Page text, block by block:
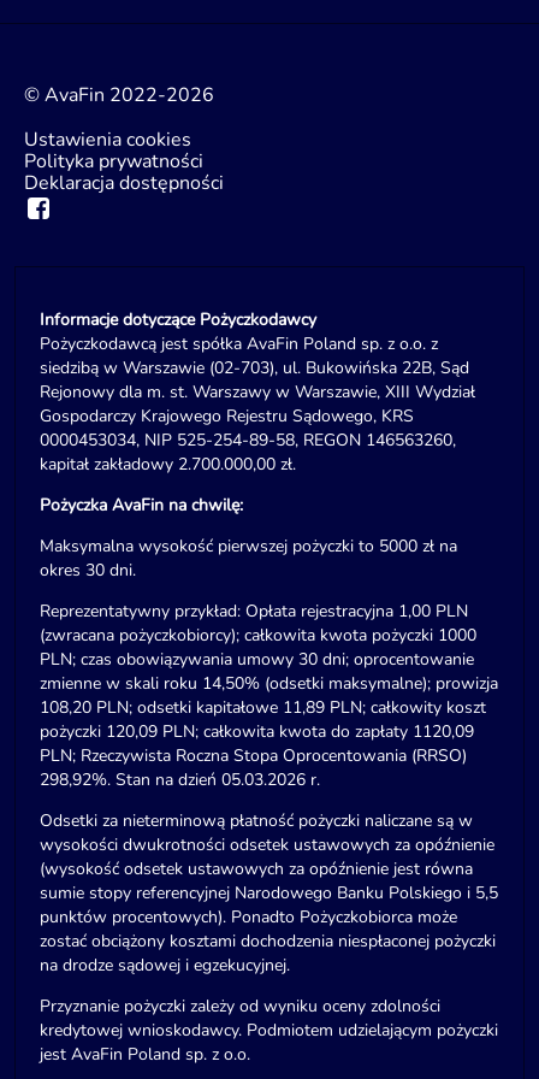
© AvaFin 2022-2026
Ustawienia cookies
Polityka prywatności
Deklaracja dostępności
Informacje dotyczące Pożyczkodawcy
Pożyczkodawcą jest spółka AvaFin Poland sp. z o.o. z
siedzibą w Warszawie (02-703), ul. Bukowińska 22B, Sąd
Rejonowy dla m. st. Warszawy w Warszawie, XIII Wydział
Gospodarczy Krajowego Rejestru Sądowego, KRS
0000453034, NIP 525-254-89-58, REGON 146563260,
kapitał zakładowy 2.700.000,00 zł.
Pożyczka AvaFin na chwilę:
Maksymalna wysokość pierwszej pożyczki to 5000 zł na
okres 30 dni.
Reprezentatywny przykład: Opłata rejestracyjna 1,00 PLN
(zwracana pożyczkobiorcy); całkowita kwota pożyczki 1000
PLN; czas obowiązywania umowy 30 dni; oprocentowanie
zmienne w skali roku 14,50% (odsetki maksymalne); prowizja
108,20 PLN; odsetki kapitałowe 11,89 PLN; całkowity koszt
pożyczki 120,09 PLN; całkowita kwota do zapłaty 1120,09
PLN; Rzeczywista Roczna Stopa Oprocentowania (RRSO)
298,92%. Stan na dzień 05.03.2026 r.
Odsetki za nieterminową płatność pożyczki naliczane są w
wysokości dwukrotności odsetek ustawowych za opóźnienie
(wysokość odsetek ustawowych za opóźnienie jest równa
sumie stopy referencyjnej Narodowego Banku Polskiego i 5,5
punktów procentowych). Ponadto Pożyczkobiorca może
zostać obciążony kosztami dochodzenia niespłaconej pożyczki
na drodze sądowej i egzekucyjnej.
Przyznanie pożyczki zależy od wyniku oceny zdolności
kredytowej wnioskodawcy. Podmiotem udzielającym pożyczki
jest AvaFin Poland sp. z o.o.